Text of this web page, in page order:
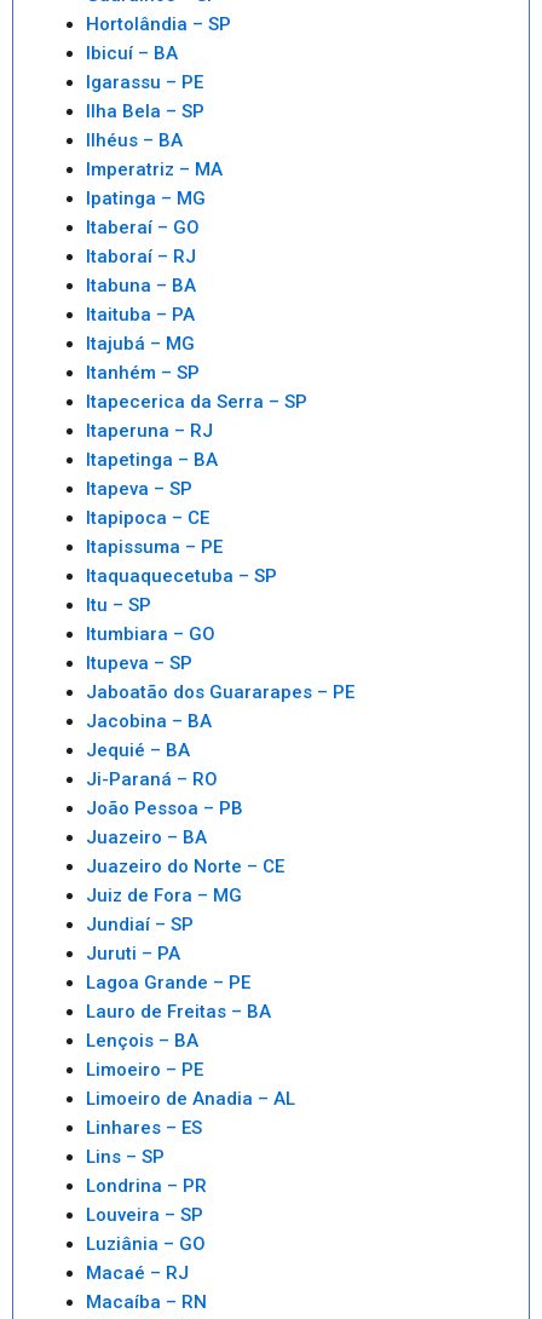
Hortolândia – SP
Ibicuí – BA
Igarassu – PE
Ilha Bela – SP
Ilhéus – BA
Imperatriz – MA
Ipatinga – MG
Itaberaí – GO
Itaboraí – RJ
Itabuna – BA
Itaituba – PA
Itajubá – MG
Itanhém – SP
Itapecerica da Serra – SP
Itaperuna – RJ
Itapetinga – BA
Itapeva – SP
Itapipoca – CE
Itapissuma – PE
Itaquaquecetuba – SP
Itu – SP
Itumbiara – GO
Itupeva – SP
Jaboatão dos Guararapes – PE
Jacobina – BA
Jequié – BA
Ji-Paraná – RO
João Pessoa – PB
Juazeiro – BA
Juazeiro do Norte – CE
Juiz de Fora – MG
Jundiaí – SP
Juruti – PA
Lagoa Grande – PE
Lauro de Freitas – BA
Lençois – BA
Limoeiro – PE
Limoeiro de Anadia – AL
Linhares – ES
Lins – SP
Londrina – PR
Louveira – SP
Luziânia – GO
Macaé – RJ
Macaíba – RN